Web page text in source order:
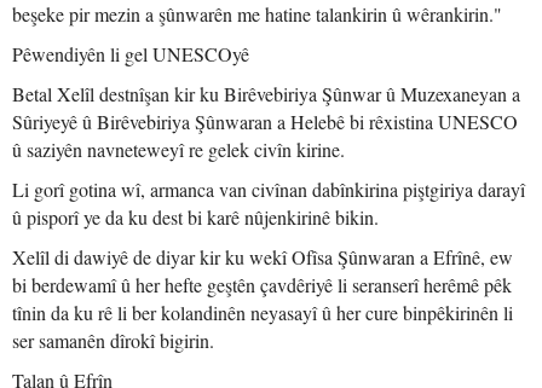
beşeke pir mezin a şûnwarên me hatine talankirin û wêrankirin."
Pêwendiyên li gel UNESCOyê
Betal Xelîl destnîşan kir ku Birêvebiriya Şûnwar û Muzexaneyan a
Sûriyeyê û Birêvebiriya Şûnwaran a Helebê bi rêxistina UNESCO
û saziyên navneteweyî re gelek civîn kirine.
Li gorî gotina wî, armanca van civînan dabînkirina piştgiriya darayî
û pisporî ye da ku dest bi karê nûjenkirinê bikin.
Xelîl di dawiyê de diyar kir ku wekî Ofîsa Şûnwaran a Efrînê, ew
bi berdewamî û her hefte geştên çavdêriyê li seranserî herêmê pêk
tînin da ku rê li ber kolandinên neyasayî û her cure binpêkirinên li
ser samanên dîrokî bigirin.
Talan û Efrîn